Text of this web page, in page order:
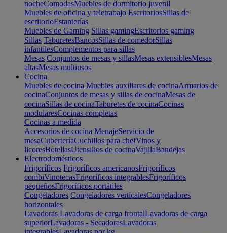
nocheComodasMuebles de dormitorio juvenil
Muebles de oficina y teletrabajo EscritoriosSillas de
escritorioEstanterías
Muebles de Gaming Sillas gamingEscritorios gaming
Sillas TaburetesBancosSillas de comedorSillas
infantilesComplementos para sillas
Mesas Conjuntos de mesas y sillasMesas extensiblesMesas
altasMesas multiusos
Cocina
Muebles de cocina Muebles auxiliares de cocinaArmarios de
cocinaConjuntos de mesas y sillas de cocinaMesas de
cocinaSillas de cocinaTaburetes de cocinaCocinas
modularesCocinas completas
Cocinas a medida
Accesorios de cocina MenajeServicio de
mesaCuberteríaCuchillos para chefVinos y
licoresBotellasUtensilios de cocinaVajillaBandejas
Electrodomésticos
Frigoríficos Frigoríficos americanosFrigoríficos
combiVinotecasFrigoríficos integrablesFrigoríficos
pequeñosFrigoríficos portátiles
Congeladores Congeladores verticalesCongeladores
horizontales
Lavadoras Lavadoras de carga frontalLavadoras de carga
superiorLavadoras - SecadorasLavadoras